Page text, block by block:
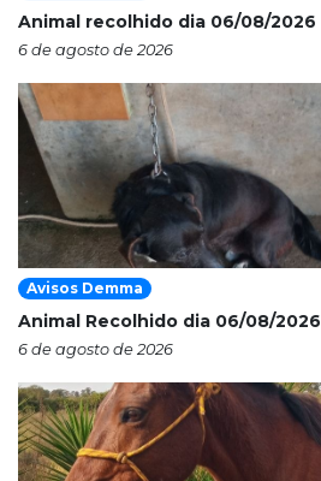
Animal recolhido dia 06/08/2026
6 de agosto de 2026
Avisos Demma
Animal Recolhido dia 06/08/2026
6 de agosto de 2026